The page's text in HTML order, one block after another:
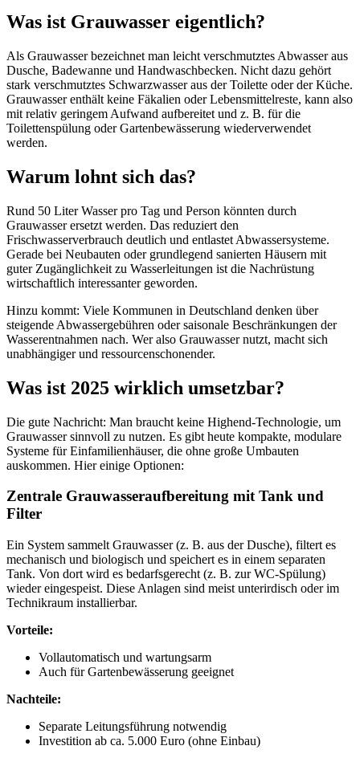
Was ist Grauwasser eigentlich?
Als Grauwasser bezeichnet man leicht verschmutztes Abwasser aus
Dusche, Badewanne und Handwaschbecken. Nicht dazu gehört
stark verschmutztes Schwarzwasser aus der Toilette oder der Küche.
Grauwasser enthält keine Fäkalien oder Lebensmittelreste, kann also
mit relativ geringem Aufwand aufbereitet und z. B. für die
Toilettenspülung oder Gartenbewässerung wiederverwendet
werden.
Warum lohnt sich das?
Rund 50 Liter Wasser pro Tag und Person könnten durch
Grauwasser ersetzt werden. Das reduziert den
Frischwasserverbrauch deutlich und entlastet Abwassersysteme.
Gerade bei Neubauten oder grundlegend sanierten Häusern mit
guter Zugänglichkeit zu Wasserleitungen ist die Nachrüstung
wirtschaftlich interessanter geworden.
Hinzu kommt: Viele Kommunen in Deutschland denken über
steigende Abwassergebühren oder saisonale Beschränkungen der
Wasserentnahmen nach. Wer also Grauwasser nutzt, macht sich
unabhängiger und ressourcenschonender.
Was ist 2025 wirklich umsetzbar?
Die gute Nachricht: Man braucht keine Highend-Technologie, um
Grauwasser sinnvoll zu nutzen. Es gibt heute kompakte, modulare
Systeme für Einfamilienhäuser, die ohne große Umbauten
auskommen. Hier einige Optionen:
Zentrale Grauwasseraufbereitung mit Tank und
Filter
Ein System sammelt Grauwasser (z. B. aus der Dusche), filtert es
mechanisch und biologisch und speichert es in einem separaten
Tank. Von dort wird es bedarfsgerecht (z. B. zur WC-Spülung)
wieder eingespeist. Diese Anlagen sind meist unterirdisch oder im
Technikraum installierbar.
Vorteile:
Vollautomatisch und wartungsarm
Auch für Gartenbewässerung geeignet
Nachteile:
Separate Leitungsführung notwendig
Investition ab ca. 5.000 Euro (ohne Einbau)